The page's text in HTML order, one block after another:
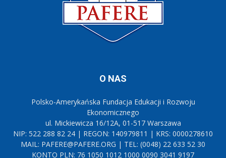
O NAS
Polsko-Amerykańska Fundacja Edukacji i Rozwoju
Ekonomicznego
ul. Mickiewicza 16/12A, 01-517 Warszawa
NIP: 522 288 82 24 | REGON: 140979811 | KRS: 0000278610
MAIL: PAFERE@PAFERE.ORG | TEL: (0048) 22 633 52 30
KONTO PLN: 76 1050 1012 1000 0090 3041 9197